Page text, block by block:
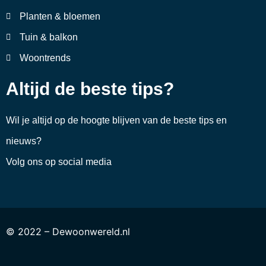
Planten & bloemen
Tuin & balkon
Woontrends
Altijd de beste tips?
Wil je altijd op de hoogte blijven van de beste tips en
nieuws?
Volg ons op social media
© 2022 – Dewoonwereld.nl